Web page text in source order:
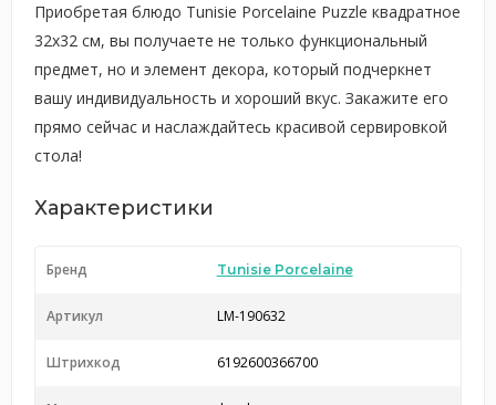
Приобретая блюдо Tunisie Porcelaine Puzzle квадратное
32х32 см, вы получаете не только функциональный
предмет, но и элемент декора, который подчеркнет
вашу индивидуальность и хороший вкус. Закажите его
прямо сейчас и наслаждайтесь красивой сервировкой
стола!
Характеристики
Бренд Tunisie Porcelaine
Артикул LM-190632
Штрихкод 6192600366700